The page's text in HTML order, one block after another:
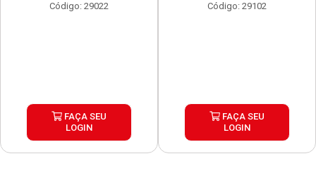
Código: 29022
FAÇA SEU
LOGIN
Código: 29102
FAÇA SEU
LOGIN